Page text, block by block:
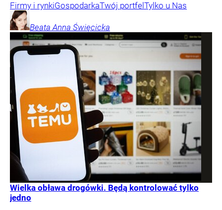
Firmy i rynkiGospodarkaTwój portfel Tylko u Nas
Beata Anna Święcicka
Wielka obława drogówki. Będą kontrolować tylko
jedno